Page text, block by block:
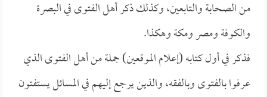
من الصحابة والتابعين، وكذلك ذكر أهل الفتوى في البصرة
والكوفة ومصر ومكة وهكذا.
فذكر في أول كتابه (إعلام الموقعين) جملة من أهل الفتوى الذي
عرفوا بالفتوى وبالفقه، والذين يرجع إليهم في المسائل يستفتون